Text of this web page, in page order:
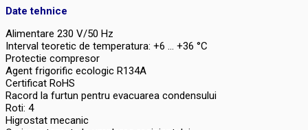
Date tehnice
Alimentare 230 V/50 Hz
Interval teoretic de temperatura: +6 ... +36 °C
Protectie compresor
Agent frigorific ecologic R134A
Certificat RoHS
Racord la furtun pentru evacuarea condensului
Roti: 4
Higrostat mecanic